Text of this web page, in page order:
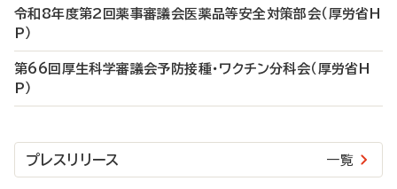
令和8年度第2回薬事審議会医薬品等安全対策部会（厚労省H
P）
第66回厚生科学審議会予防接種・ワクチン分科会（厚労省H
P）
プレスリリース 一覧